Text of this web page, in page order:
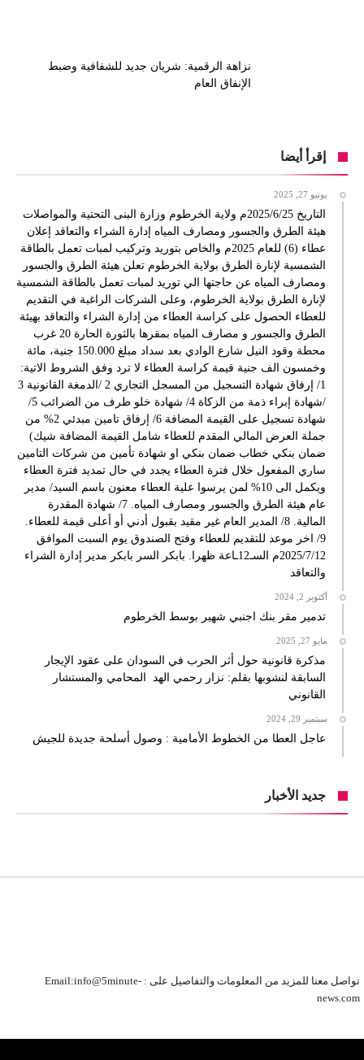
نزاهة الرقمية: شريان جديد للشفافية وضبط
الإنفاق العام
إقرأ أيضا
يونيو 27, 2025
التاريخ 2025/6/25م ولاية الخرطوم وزارة البنى التحتية والمواصلات
هيئة الطرق والجسور ومصارف المياه إدارة الشراء والتعاقد إعلان
عطاء (6) للعام 2025م والخاص بتوريد وتركيب لمبات تعمل بالطاقة
الشمسية لإنارة الطرق بولاية الخرطوم تعلن هيئة الطرق والجسور
ومصارف المياه عن حاجتها الي توريد لمبات تعمل بالطاقة الشمسية
لإنارة الطرق بولاية الخرطوم، وعلى الشركات الراغبة في التقديم
للعطاء الحصول على كراسة العطاء من إدارة الشراء والتعاقد بهيئة
الطرق والجسور و مصارف المياه بمقرها بالثورة الحارة 20 غرب
محطة وقود النيل شارع الوادي بعد سداد مبلغ 150.000 جنية، مائة
وخمسون الف جنية قيمة كراسة العطاء لا ترد وفق الشروط الاتية:
1/ إرفاق شهادة التسجيل من المسجل التجاري 2 /الدمغة القانونية 3
/شهادة إبراء ذمة من الزكاة 4/ شهادة خلو طرف من الضرائب 5/
شهادة تسجيل على القيمة المضافة 6/ إرفاق تامين مبدئي 2% من
جملة العرض المالي المقدم للعطاء شامل القيمة المضافة شيك)
ضمان بنكي خطاب ضمان بنكي او شهادة تأمين من شركات التامين
ساري المفعول خلال فترة العطاء يجدد في حال تمديد فترة العطاء
ويكمل الى 10% لمن يرسوا علية العطاء معنون باسم السيد/ مدير
عام هيئة الطرق والجسور ومصارف المياه. 7/ شهادة المقدرة
المالية. 8/ المدير العام غير مقيد بقبول أدني أو أعلى قيمة للعطاء.
9/ اخر موعد للتقديم للعطاء وفتح الصندوق يوم السبت الموافق
2025/7/12م السـ12ـاعة ظهرا. بابكر السر بابكر مدير إدارة الشراء
والتعاقد
أكتوبر 2, 2024
تدمير مقر بنك اجنبي شهير بوسط الخرطوم
مايو 27, 2025
مذكرة قانونية حول أثر الحرب في السودان على عقود الإيجار
السابقة لنشوبها بقلم: نزار رحمي الهد المحامي والمستشار
القانوني
سبتمبر 29, 2024
عاجل العطا من الخطوط الأمامية : وصول أسلحة جديدة للجيش
جديد الأخبار
تواصل معنا للمزيد من المعلومات والتفاصيل على : Email:info@5minute-
news.com